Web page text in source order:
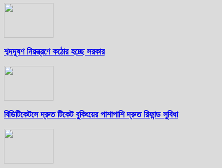
শব্দদূষণ নিয়ন্ত্রণে কঠোর হচ্ছে সরকার
বিডিটিকেটসে দ্রুত টিকেট বুকিংয়ের পাশাপাশি দ্রুত রিফান্ড সুবিধা